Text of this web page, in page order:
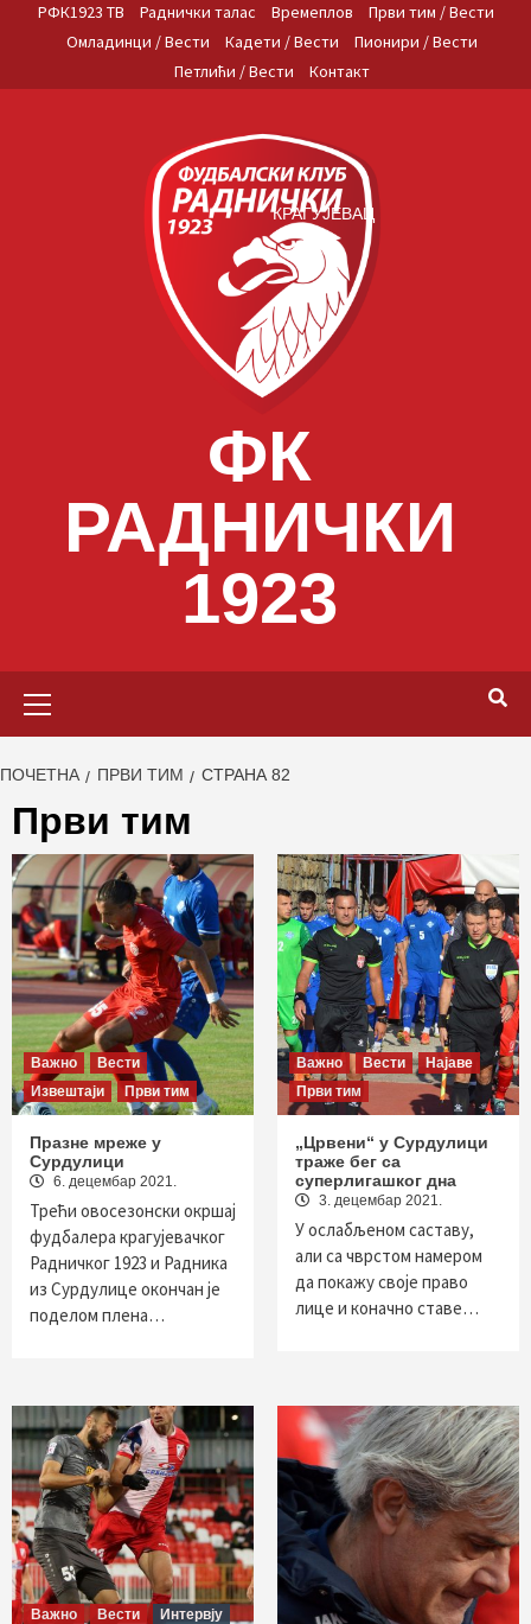
РФК1923 ТВ Раднички талас Времеплов
Први тим / Вести
Омладинци / Вести
Кадети / Вести
Пионири / Вести
Петлићи / Вести
Контакт
ФК
РАДНИЧКИ
1923
КРАГУЈЕВАЦ
ПОЧЕТНА ПРВИ ТИМ СТРАНА 82
Први тим
Важно
Вести
Извештаји
Први тим
Празне мреже у
Сурдулици
6. децембар 2021.
Трећи овосезонски окршај
фудбалера крагујевачког
Радничког 1923 и Радника
из Сурдулице окончан је
поделом плена…
Важно Вести
Најаве
Први тим
„Црвени“ у Сурдулици
траже бег са
суперлигашког дна
3. децембар 2021.
У ослабљеном саставу,
али са чврстом намером
да покажу своје право
лице и коначно ставе…
Важно Вести
Интервју